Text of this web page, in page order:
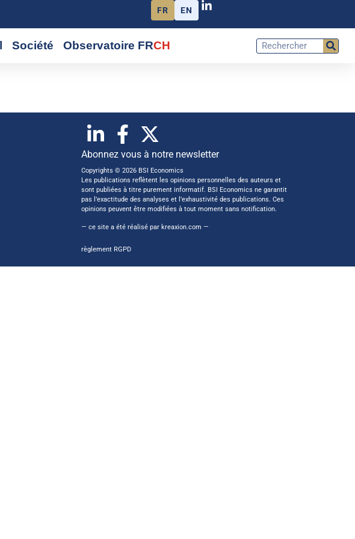
FR EN
Société Observatoire FRCH
Abonnez vous à notre newsletter
Copyrights © 2026 BSI Economics
Les publications reflètent les opinions personnelles des auteurs et
sont publiées à titre purement informatif. BSI Economics ne garantit
pas l’exactitude des analyses et l’exhaustivité des publications. Ces
opinions peuvent être modifiées à tout moment sans notification.
— ce site a été réalisé par kreaxion.com —
règlement RGPD